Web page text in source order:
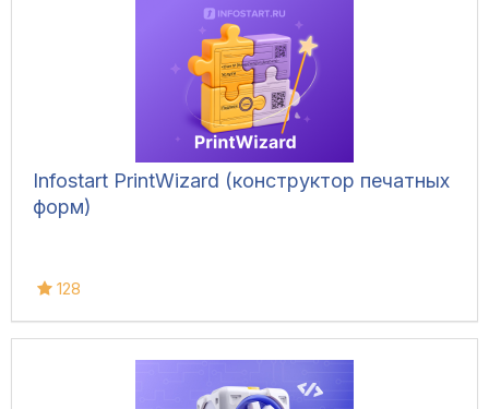
Infostart PrintWizard (конструктор печатных
форм)
128